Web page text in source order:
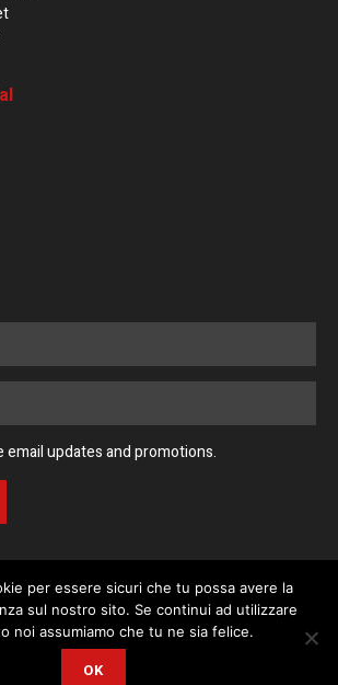
email updates and promotions.
con noi Contatto Privacy Policy
/ Fortissimo Ltd
By continuing to use this website you are
per essere sicuri che tu possa avere la
sul nostro sito. Se continui ad utilizzare
noi assumiamo che tu ne sia felice.
OK